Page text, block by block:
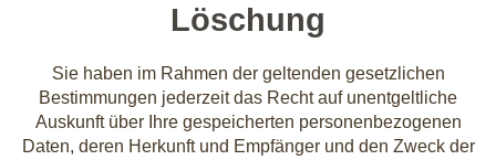
Löschung
Sie haben im Rahmen der geltenden gesetzlichen
Bestimmungen jederzeit das Recht auf unentgeltliche
Auskunft über Ihre gespeicherten personenbezogenen
Daten, deren Herkunft und Empfänger und den Zweck der